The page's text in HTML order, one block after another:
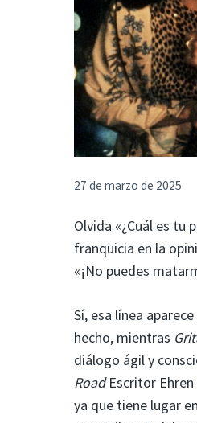
27 de marzo de 2025
Olvida «¿Cuál es tu
franquicia en la
«¡No puedes
Sí, esa línea aparece
hecho, mientras
diálogo ágil y
RoadEscritor Ehren
ya que tiene lugar